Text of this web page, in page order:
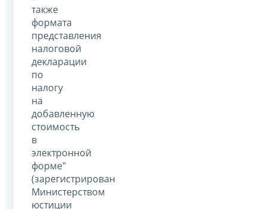
также
формата
представления
налоговой
декларации
по
налогу
на
добавленную
стоимость
в
электронной
форме"
(зарегистрирован
Министерством
юстиции